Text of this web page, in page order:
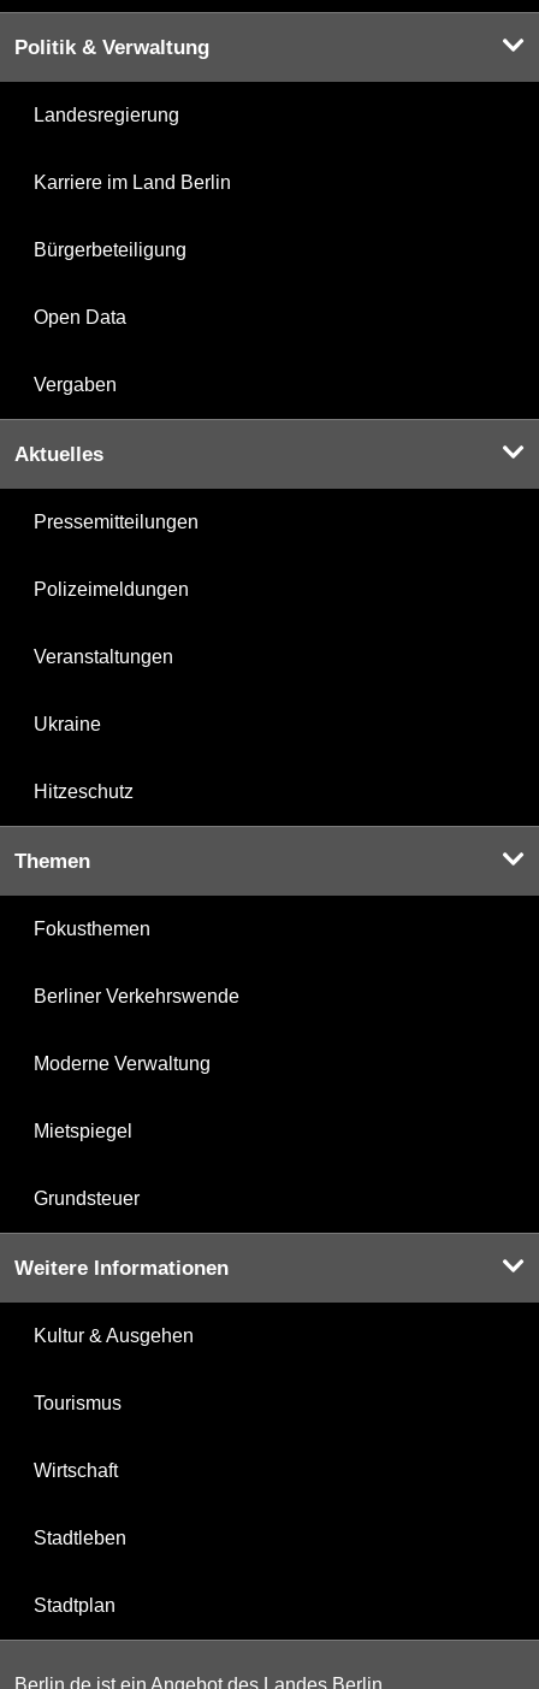
Politik & Verwaltung
Landesregierung
Karriere im Land Berlin
Bürgerbeteiligung
Open Data
Vergaben
Aktuelles
Pressemitteilungen
Polizeimeldungen
Veranstaltungen
Ukraine
Hitzeschutz
Themen
Fokusthemen
Berliner Verkehrswende
Moderne Verwaltung
Mietspiegel
Grundsteuer
Weitere Informationen
Kultur & Ausgehen
Tourismus
Wirtschaft
Stadtleben
Stadtplan
Berlin.de ist ein Angebot des Landes Berlin.